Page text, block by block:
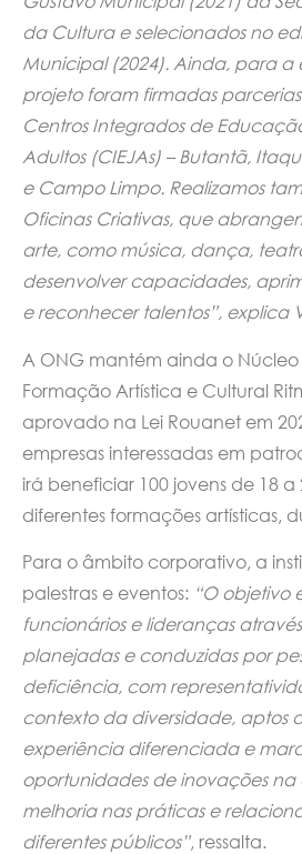
da Cultura e selecionados no
Municipal (2024). Ainda, para
projeto foram firmadas
Centros Integrados de
Adultos (CIEJAs) – Butantã,
e Campo Limpo. Realizamos
Oficinas Criativas, que
arte, como música, dança,
desenvolver capacidades,
e reconhecer talentos”, explica
A ONG mantém ainda o Núcleo
Formação Artística e Cultural
aprovado na Lei Rouanet em
empresas interessadas em
irá beneficiar 100 jovens de 18 a
diferentes formações artísticas,
Para o âmbito corporativo, a
palestras e eventos: “O objetivo
funcionários e lideranças
planejadas e conduzidas por
deficiência, com
contexto da diversidade, aptos
experiência diferenciada e
oportunidades de inovações
melhoria nas práticas e
diferentes públicos”, ressalta.